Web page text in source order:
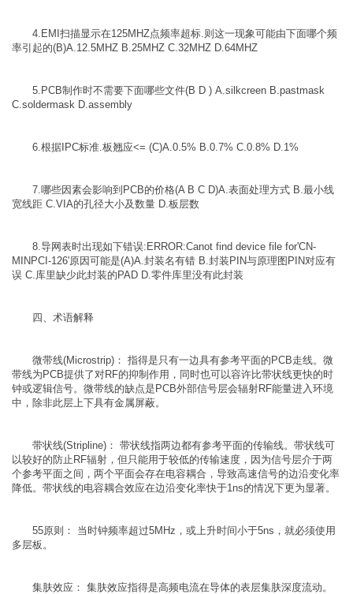
4.EMI扫描显示在125MHZ点频率超标.则这一现象可能由下面哪个频
率引起的(B)A.12.5MHZ B.25MHZ C.32MHZ D.64MHZ
5.PCB制作时不需要下面哪些文件(B D ) A.silkcreen B.pastmask
C.soldermask D.assembly
6.根据IPC标准.板翘应<= (C)A.0.5% B.0.7% C.0.8% D.1%
7.哪些因素会影响到PCB的价格(A B C D)A.表面处理方式 B.最小线
宽线距 C.VIA的孔径大小及数量 D.板层数
8.导网表时出现如下错误:ERROR:Canot find device file for'CN-
MINPCI-126'原因可能是(A)A.封装名有错 B.封装PIN与原理图PIN对应有
误 C.库里缺少此封装的PAD D.零件库里没有此封装
四、术语解释
微带线(Microstrip)： 指得是只有一边具有参考平面的PCB走线。微
带线为PCB提供了对RF的抑制作用，同时也可以容许比带状线更快的时
钟或逻辑信号。微带线的缺点是PCB外部信号层会辐射RF能量进入环境
中，除非此层上下具有金属屏蔽。
带状线(Stripline)： 带状线指两边都有参考平面的传输线。带状线可
以较好的防止RF辐射，但只能用于较低的传输速度，因为信号层介于两
个参考平面之间，两个平面会存在电容耦合，导致高速信号的边沿变化率
降低。带状线的电容耦合效应在边沿变化率快于1ns的情况下更为显著。
55原则： 当时钟频率超过5MHz，或上升时间小于5ns，就必须使用
多层板。
集肤效应： 集肤效应指得是高频电流在导体的表层集肤深度流动。